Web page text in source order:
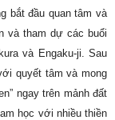
bắt đầu quan tâm và
và tham dự các buổi
và Engaku-ji. Sau
quyết tâm và mong
ngay trên mảnh đất
học với nhiều thiền